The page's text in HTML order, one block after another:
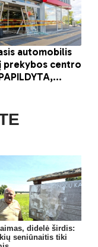
didelė širdis:
seniūnaitis tiki